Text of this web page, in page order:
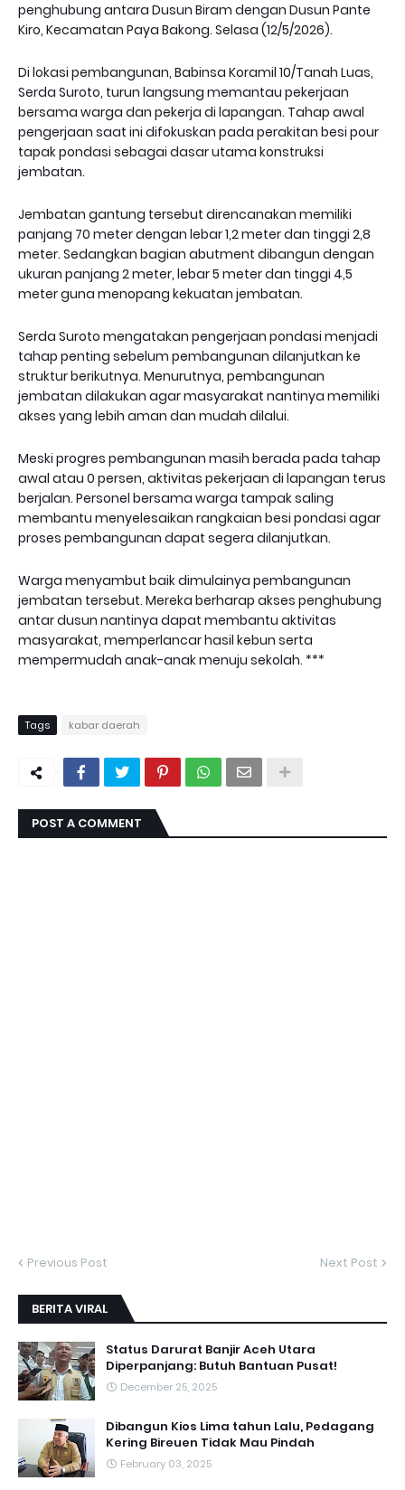
penghubung antara Dusun Biram dengan Dusun Pante
Kiro, Kecamatan Paya Bakong. Selasa (12/5/2026).
Di lokasi pembangunan, Babinsa Koramil 10/Tanah Luas,
Serda Suroto, turun langsung memantau pekerjaan
bersama warga dan pekerja di lapangan. Tahap awal
pengerjaan saat ini difokuskan pada perakitan besi pour
tapak pondasi sebagai dasar utama konstruksi
jembatan.
Jembatan gantung tersebut direncanakan memiliki
panjang 70 meter dengan lebar 1,2 meter dan tinggi 2,8
meter. Sedangkan bagian abutment dibangun dengan
ukuran panjang 2 meter, lebar 5 meter dan tinggi 4,5
meter guna menopang kekuatan jembatan.
Serda Suroto mengatakan pengerjaan pondasi menjadi
tahap penting sebelum pembangunan dilanjutkan ke
struktur berikutnya. Menurutnya, pembangunan
jembatan dilakukan agar masyarakat nantinya memiliki
akses yang lebih aman dan mudah dilalui.
Meski progres pembangunan masih berada pada tahap
awal atau 0 persen, aktivitas pekerjaan di lapangan terus
berjalan. Personel bersama warga tampak saling
membantu menyelesaikan rangkaian besi pondasi agar
proses pembangunan dapat segera dilanjutkan.
Warga menyambut baik dimulainya pembangunan
jembatan tersebut. Mereka berharap akses penghubung
antar dusun nantinya dapat membantu aktivitas
masyarakat, memperlancar hasil kebun serta
mempermudah anak-anak menuju sekolah. ***
Tags kabar daerah
POST A COMMENT
Previous Post Next Post
BERITA VIRAL
Status Darurat Banjir Aceh Utara
Diperpanjang: Butuh Bantuan Pusat!
December 25, 2025
Dibangun Kios Lima tahun Lalu, Pedagang
Kering Bireuen Tidak Mau Pindah
February 03, 2025